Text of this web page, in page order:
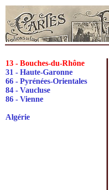
13 - Bouches-du-Rhône
31 - Haute-Garonne
66 - Pyrénées-Orientales
84 - Vaucluse
86 - Vienne
Algérie